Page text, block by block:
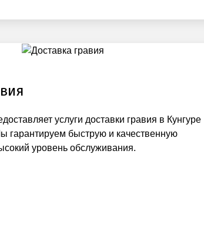
услуги доставки гравия в Кунгуре
гарантируем быструю и качественную
уровень обслуживания.